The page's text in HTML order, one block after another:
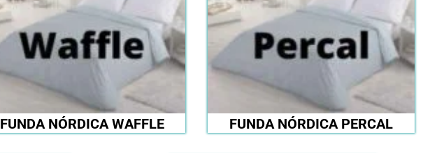
FUNDA NÓRDICA WAFFLE FUNDA NÓRDICA PERCAL